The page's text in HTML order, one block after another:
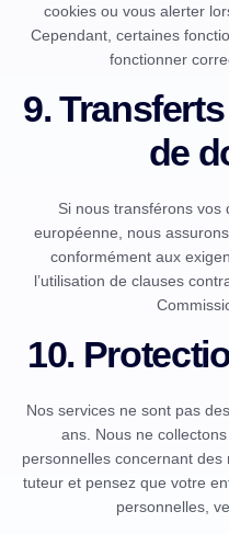
cookies ou vous alerter
Cependant, certaines
fonctionner
9.
de
Si nous transférons vos
européenne, nous
conformément aux
l’utilisation de clauses
10.
Nos services ne sont pas
ans. Nous ne
personnelles concernant
tuteur et pensez que votre
personnelles,